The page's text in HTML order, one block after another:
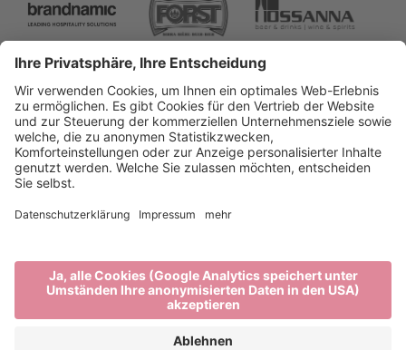
Brixen Tourismus
Privacy
Impressum
Förderungen
produced by